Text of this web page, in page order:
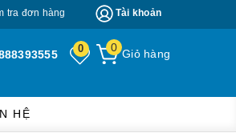
Tài khoản
tra đơn hàng
Giỏ hàng
0
0
HỆ